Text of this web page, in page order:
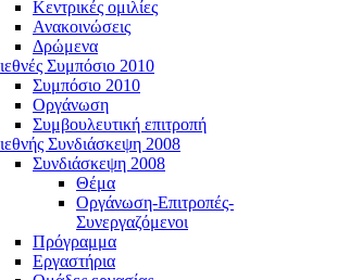
Κεντρικές ομιλίες
Ανακοινώσεις
Δρώμενα
Συμπόσιο 2010
Συμπόσιο 2010
Οργάνωση
Συμβουλευτική επιτροπή
Συνδιάσκεψη 2008
Συνδιάσκεψη 2008
Θέμα
Οργάνωση-Επιτροπές-
Συνεργαζόμενοι
Πρόγραμμα
Εργαστήρια